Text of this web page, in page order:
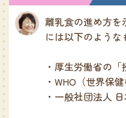
離乳食の進め方を
には以下のような
・厚生労働省の「
・WHO（世界保
・一般社団法人